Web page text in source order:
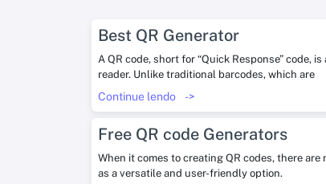
Best QR Generator
A QR code, short for “Quick Response” code,
reader. Unlike traditional barcodes, which are
Continue lendo ->
Free QR code Generators
When it comes to creating QR codes, there
as a versatile and user-friendly option.